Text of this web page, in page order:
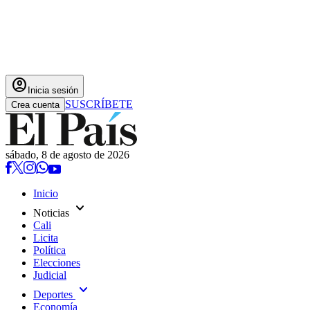
account_circle Inicia sesión
Crea cuenta SUSCRÍBETE
sábado, 8 de agosto de 2026
Inicio
Noticias expand_more
Cali
Licita
Política
Elecciones
Judicial
Deportes expand_more
Economía